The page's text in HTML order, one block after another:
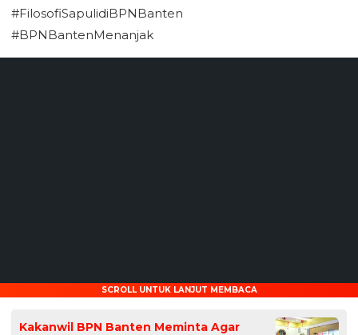
#FilosofiSapulidiBPNBanten
#BPNBantenMenanjak
SCROLL UNTUK LANJUT MEMBACA
Kakanwil BPN Banten Meminta Agar